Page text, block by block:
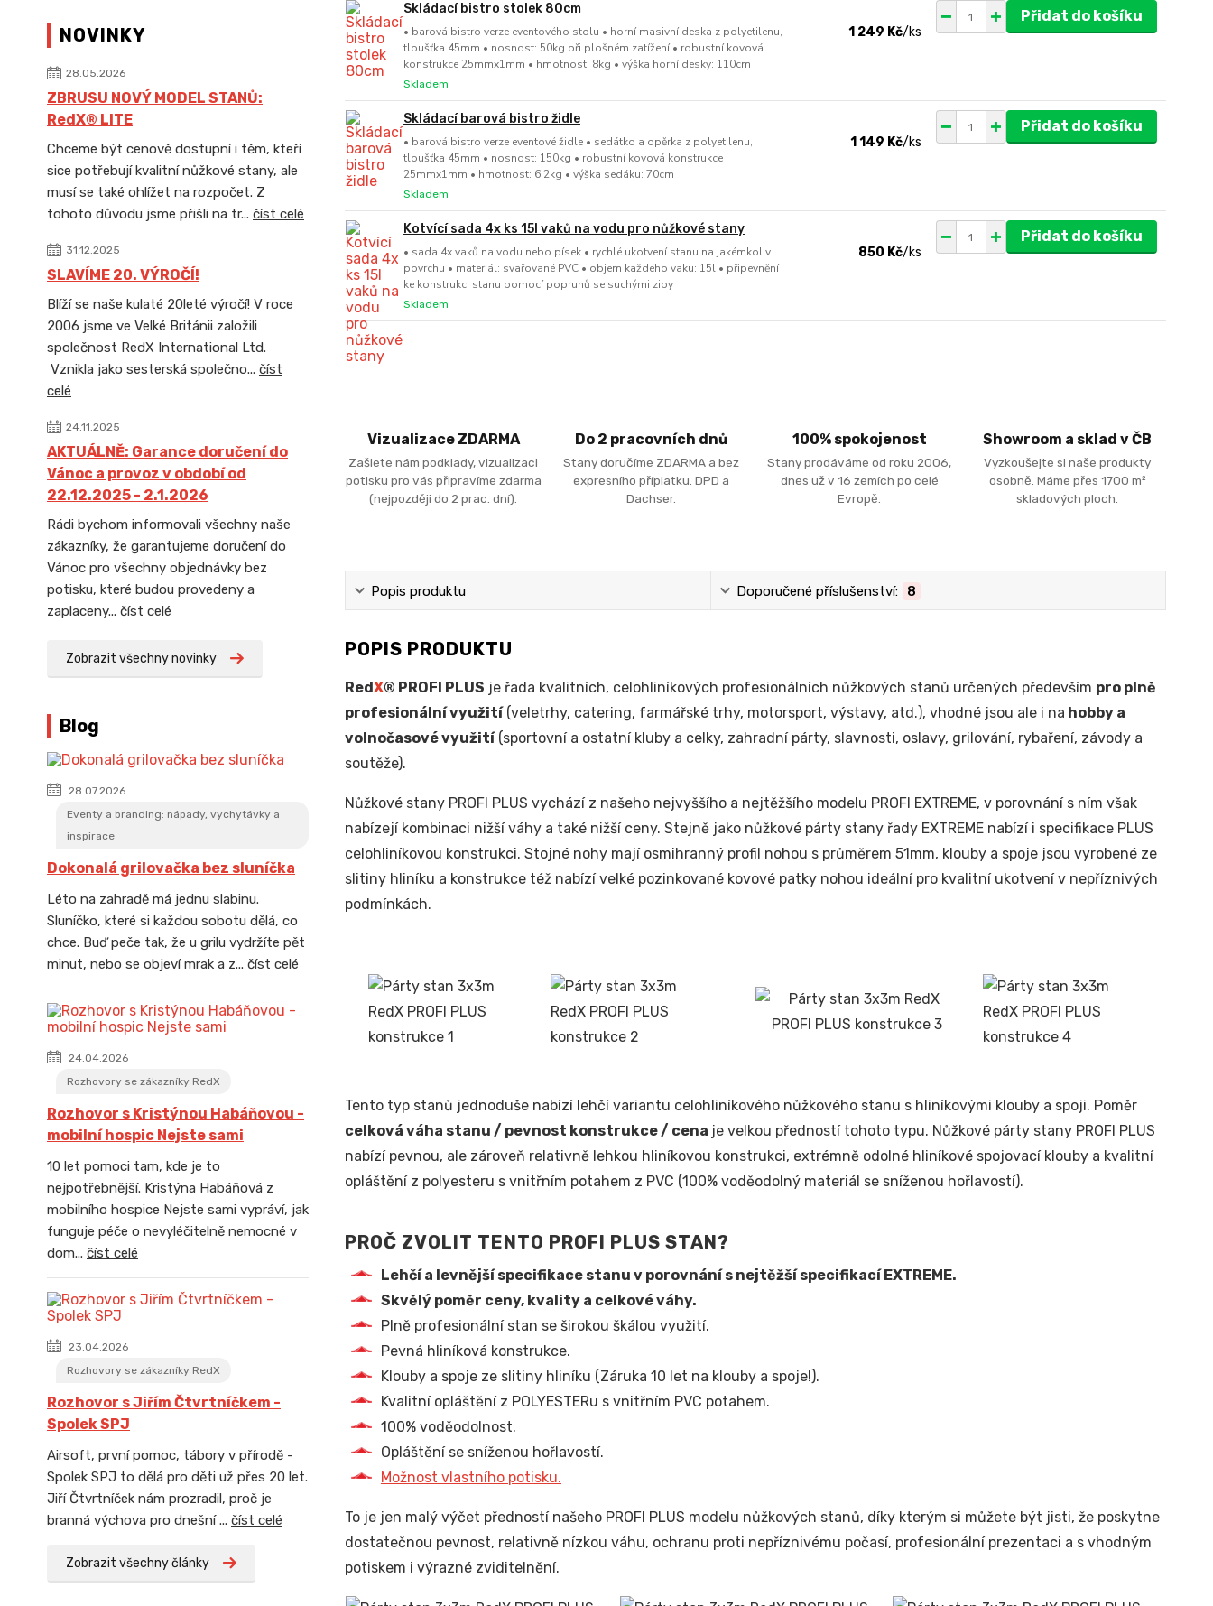
NOVINKY
28.05.2026
ZBRUSU NOVÝ MODEL STANŮ:
RedX® LITE
Chceme být cenově dostupní i těm, kteří
sice potřebují kvalitní nůžkové stany, ale
musí se také ohlížet na rozpočet. Z
tohoto důvodu jsme přišli na tr... číst celé
31.12.2025
SLAVÍME 20. VÝROČÍ!
Blíží se naše kulaté 20leté výročí! V roce
2006 jsme ve Velké Británii založili
společnost RedX International Ltd.
Vznikla jako sesterská společno... číst
celé
24.11.2025
AKTUÁLNĚ: Garance doručení do
Vánoc a provoz v období od
22.12.2025 - 2.1.2026
Rádi bychom informovali všechny naše
zákazníky, že garantujeme doručení do
Vánoc pro všechny objednávky bez
potisku, které budou provedeny a
zaplaceny... číst celé
Zobrazit všechny novinky
Blog
28.07.2026
Eventy a branding: nápady, vychytávky a
inspirace
Dokonalá grilovačka bez sluníčka
Léto na zahradě má jednu slabinu.
Sluníčko, které si každou sobotu dělá, co
chce. Buď peče tak, že u grilu vydržíte pět
minut, nebo se objeví mrak a z... číst celé
24.04.2026
Rozhovory se zákazníky RedX
Rozhovor s Kristýnou Habáňovou -
mobilní hospic Nejste sami
10 let pomoci tam, kde je to
nejpotřebnější. Kristýna Habáňová z
mobilního hospice Nejste sami vypráví, jak
funguje péče o nevyléčitelně nemocné v
dom... číst celé
23.04.2026
Rozhovory se zákazníky RedX
Rozhovor s Jiřím Čtvrtníčkem -
Spolek SPJ
Airsoft, první pomoc, tábory v přírodě -
Spolek SPJ to dělá pro děti už přes 20 let.
Jiří Čtvrtníček nám prozradil, proč je
branná výchova pro dnešní ... číst celé
Zobrazit všechny články
Skládací bistro stolek 80cm
• barová bistro verze eventového stolu • horní masivní deska z polyetilenu,
tloušťka 45mm • nosnost: 50kg při plošném zatížení • robustní kovová
konstrukce 25mmx1mm • hmotnost: 8kg • výška horní desky: 110cm
1 249 Kč/ks
Skladem
Přidat do košíku
Skládací barová bistro židle
• barová bistro verze eventové židle • sedátko a opěrka z polyetilenu,
tloušťka 45mm • nosnost: 150kg • robustní kovová konstrukce
25mmx1mm • hmotnost: 6,2kg • výška sedáku: 70cm
1 149 Kč/ks
Skladem
Přidat do košíku
Kotvící sada 4x ks 15l vaků na vodu pro nůžkové stany
• sada 4x vaků na vodu nebo písek • rychlé ukotvení stanu na jakémkoliv
povrchu • materiál: svařované PVC • objem každého vaku: 15l • připevnění
ke konstrukci stanu pomocí popruhů se suchými zipy
850 Kč/ks
Skladem
Přidat do košíku
Vizualizace ZDARMA
Zašlete nám podklady, vizualizaci
potisku pro vás připravíme zdarma
(nejpozději do 2 prac. dní).
Do 2 pracovních dnů
Stany doručíme ZDARMA a bez
expresního příplatku. DPD a
Dachser.
100% spokojenost
Stany prodáváme od roku 2006,
dnes už v 16 zemích po celé
Evropě.
Showroom a sklad v ČB
Vyzkoušejte si naše produkty
osobně. Máme přes 1700 m²
skladových ploch.
Popis produktu Doporučené příslušenství: 8
POPIS PRODUKTU
RedX® PROFI PLUS je řada kvalitních, celohliníkových profesionálních nůžkových stanů určených především pro plně
profesionální využití(veletrhy, catering, farmářské trhy, motorsport, výstavy, atd.), vhodné jsou ale i na hobby a
volnočasové využití(sportovní a ostatní kluby a celky, zahradní párty, slavnosti, oslavy, grilování, rybaření, závody a
soutěže).
Nůžkové stany PROFI PLUS vychází z našeho nejvyššího a nejtěžšího modelu PROFI EXTREME, v porovnání s ním však
nabízejí kombinaci nižší váhy a také nižší ceny. Stejně jako nůžkové párty stany řady EXTREME nabízí i specifikace PLUS
celohliníkovou konstrukci. Stojné nohy mají osmihranný profil nohou s průměrem 51mm, klouby a spoje jsou vyrobené ze
slitiny hliníku a konstrukce též nabízí velké pozinkované kovové patky nohou ideální pro kvalitní ukotvení v nepříznivých
podmínkách.
Tento typ stanů jednoduše nabízí lehčí variantu celohliníkového nůžkového stanu s hliníkovými klouby a spoji. Poměr
celková váha stanu / pevnost konstrukce / cena je velkou předností tohoto typu. Nůžkové párty stany PROFI PLUS
nabízí pevnou, ale zároveň relativně lehkou hliníkovou konstrukci, extrémně odolné hliníkové spojovací klouby a kvalitní
opláštění z polyesteru s vnitřním potahem z PVC (100% voděodolný materiál se sníženou hořlavostí).
PROČ ZVOLIT TENTO PROFI PLUS STAN?
Lehčí a levnější specifikace stanu v porovnání s nejtěžší specifikací EXTREME.
Skvělý poměr ceny, kvality a celkové váhy.
Plně profesionální stan se širokou škálou využití.
Pevná hliníková konstrukce.
Klouby a spoje ze slitiny hliníku (Záruka 10 let na klouby a spoje!).
Kvalitní opláštění z POLYESTERu s vnitřním PVC potahem.
100% voděodolnost.
Opláštění se sníženou hořlavostí.
Možnost vlastního potisku.
To je jen malý výčet předností našeho PROFI PLUS modelu nůžkových stanů, díky kterým si můžete být jisti, že poskytne
dostatečnou pevnost, relativně nízkou váhu, ochranu proti nepříznivému počasí, profesionální prezentaci a s vhodným
potiskem i výrazné zviditelnění.